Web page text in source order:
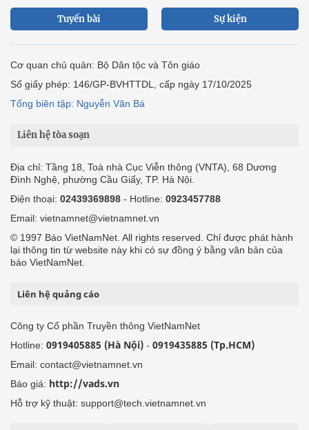
Tuyến bài Sự kiện
Cơ quan chủ quản: Bộ Dân tộc và Tôn giáo
Số giấy phép: 146/GP-BVHTTDL, cấp ngày 17/10/2025
Tổng biên tập: Nguyễn Văn Bá
Liên hệ tòa soạn
Địa chỉ: Tầng 18, Toà nhà Cục Viễn thông (VNTA), 68 Dương
Đình Nghệ, phường Cầu Giấy, TP. Hà Nội.
Điện thoại: 02439369898 - Hotline: 0923457788
Email: vietnamnet@vietnamnet.vn
© 1997 Báo VietNamNet. All rights reserved. Chỉ được phát hành
lại thông tin từ website này khi có sự đồng ý bằng văn bản của
báo VietNamNet.
Liên hệ quảng cáo
Công ty Cổ phần Truyền thông VietNamNet
Hotline: 0919405885 (Hà Nội) - 0919435885 (Tp.HCM)
Email: contact@vietnamnet.vn
Báo giá: http://vads.vn
Hỗ trợ kỹ thuật: support@tech.vietnamnet.vn